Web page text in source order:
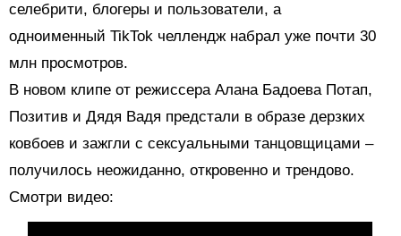
селебрити, блогеры и пользователи, а
одноименный TikTok челлендж набрал уже почти 30
млн просмотров.
В новом клипе от режиссера Алана Бадоева Потап,
Позитив и Дядя Вадя предстали в образе дерзких
ковбоев и зажгли с сексуальными танцовщицами –
получилось неожиданно, откровенно и трендово.
Смотри видео: